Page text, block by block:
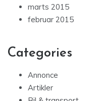
marts 2015
februar 2015
Categories
Annonce
Artikler